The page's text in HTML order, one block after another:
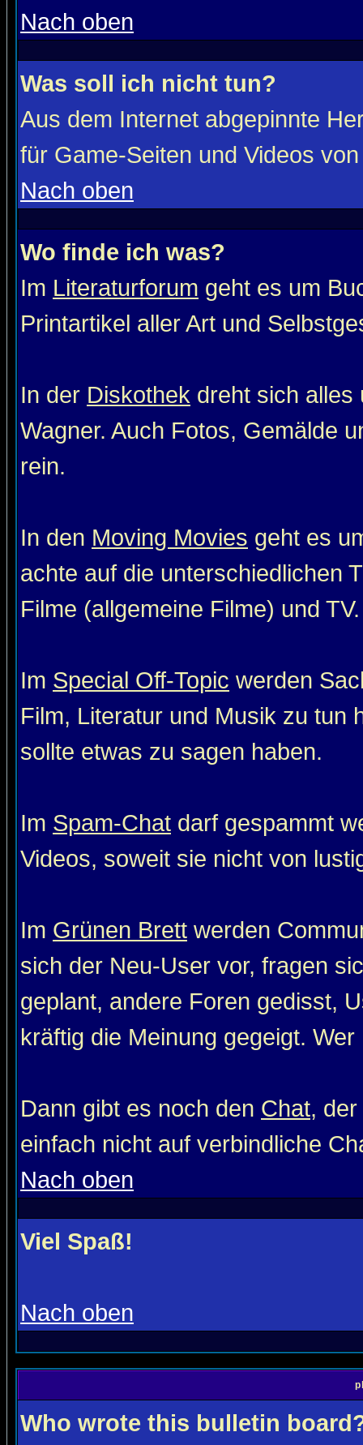
Nach oben
Was soll ich nicht tun?
Aus dem Internet abgepinnte
für Game-Seiten und Videos
Nach oben
Wo finde ich was?
Im Literaturforum geht es um
Printartikel aller Art und
In der Diskothek dreht sich alles
Wagner. Auch Fotos, Gemälde
rein.
In den Moving Movies geht es
achte auf die unterschiedlichen
Filme (allgemeine Filme) und
Im Special Off-Topic werden
Film, Literatur und Musik zu tun
sollte etwas zu sagen haben.
Im Spam-Chat darf gespammt
Videos, soweit sie nicht von
Im Grünen Brett werden
sich der Neu-User vor, fragen
geplant, andere Foren gedisst,
kräftig die Meinung gegeigt.
Dann gibt es noch den Chat,
einfach nicht auf verbindliche
Nach oben
Viel Spaß!
Nach oben
Who wrote this bulletin